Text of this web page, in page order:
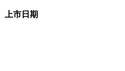
上市日期